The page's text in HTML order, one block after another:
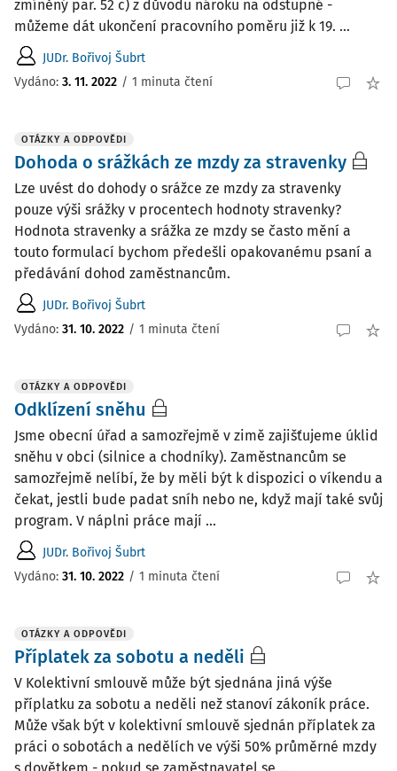
zmíněný par. 52 c) z důvodu nároku na odstupné -
můžeme dát ukončení pracovního poměru již k 19. ...
JUDr. Bořivoj Šubrt
Vydáno: 3. 11. 2022 / 1 minuta čtení
OTÁZKY A ODPOVĚDI
Dohoda o srážkách ze mzdy za stravenky
Lze uvést do dohody o srážce ze mzdy za stravenky
pouze výši srážky v procentech hodnoty stravenky?
Hodnota stravenky a srážka ze mzdy se často mění a
touto formulací bychom předešli opakovanému psaní a
předávání dohod zaměstnancům.
JUDr. Bořivoj Šubrt
Vydáno: 31. 10. 2022 / 1 minuta čtení
OTÁZKY A ODPOVĚDI
Odklízení sněhu
Jsme obecní úřad a samozřejmě v zimě zajišťujeme úklid
sněhu v obci (silnice a chodníky). Zaměstnancům se
samozřejmě nelíbí, že by měli být k dispozici o víkendu a
čekat, jestli bude padat sníh nebo ne, když mají také svůj
program. V náplni práce mají ...
JUDr. Bořivoj Šubrt
Vydáno: 31. 10. 2022 / 1 minuta čtení
OTÁZKY A ODPOVĚDI
Příplatek za sobotu a neděli
V Kolektivní smlouvě může být sjednána jiná výše
příplatku za sobotu a neděli než stanoví zákoník práce.
Může však být v kolektivní smlouvě sjednán příplatek za
práci o sobotách a nedělích ve výši 50% průměrné mzdy